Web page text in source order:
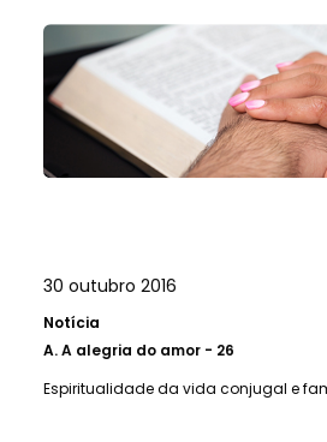
30 outubro 2016
Notícia
A.A alegria do amor - 26
Espiritualidade da vida conjugal e